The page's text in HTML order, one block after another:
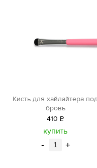
Кисть для хайлайтера
бровь
410 Р
уб.
купить
- +